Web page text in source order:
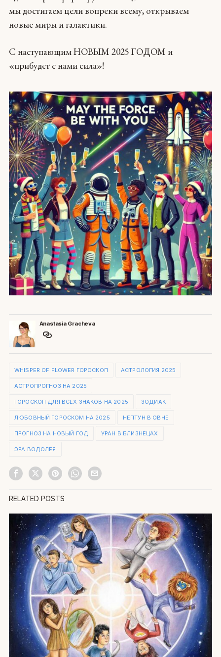
мы достигаем цели вопреки всему, открываем
новые миры и галактики.
C наступающим НОВЫМ 2025 ГОДОМ и
«прибудет с нами сила»!
Anastasia Gracheva
WHISPER OF FLOWER ГОРОСКОП АСТРОЛОГИЯ 2025
АСТРОПРОГНОЗ НА 2025
ГОРОСКОП ДЛЯ ВСЕХ ЗНАКОВ НА 2025 ЗОДИАК
ЛЮБОВНЫЙ ГОРОСКОМ НА 2025 НЕПТУН В ОВНЕ
ПРОГНОЗ НА НОВЫЙ ГОД УРАН В БЛИЗНЕЦАХ
ЭРА ВОДОЛЕЯ
RELATED POSTS